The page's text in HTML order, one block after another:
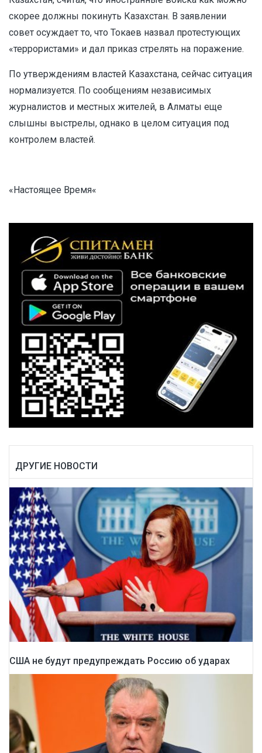
скорее должны покинуть Казахстан. В заявлении
совет осуждает то, что Токаев назвал протестующих
«террористами» и дал приказ стрелять на поражение.
По утверждениям властей Казахстана, сейчас ситуация
нормализуется. По сообщениям независимых
журналистов и местных жителей, в Алматы еще
слышны выстрелы, однако в целом ситуация под
контролем властей.
«Настоящее Время«
ДРУГИЕ НОВОСТИ
США не будут предупреждать Россию об ударах